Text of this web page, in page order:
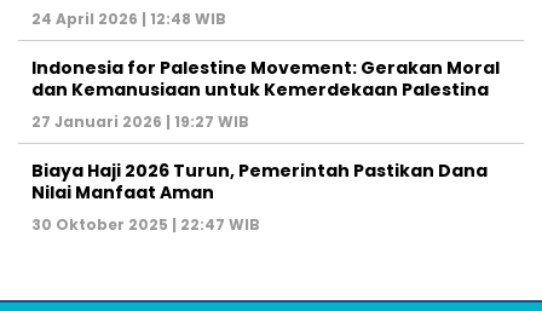
24 April 2026 | 12:48 WIB
Indonesia for Palestine Movement: Gerakan Moral
dan Kemanusiaan untuk Kemerdekaan Palestina
27 Januari 2026 | 19:27 WIB
Biaya Haji 2026 Turun, Pemerintah Pastikan Dana
Nilai Manfaat Aman
30 Oktober 2025 | 22:47 WIB